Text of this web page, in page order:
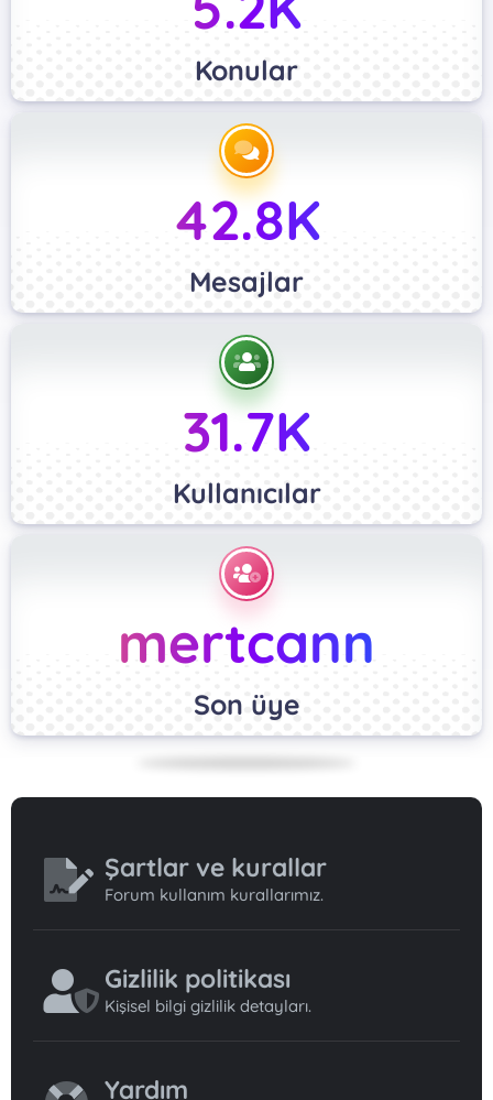
Konular
42.8K
Mesajlar
31.7K
Kullanıcılar
mertcann
Son üye
Şartlar ve kurallar
Forum kullanım kurallarımız.
Gizlilik politikası
Kişisel bilgi gizlilik detayları.
Yardım